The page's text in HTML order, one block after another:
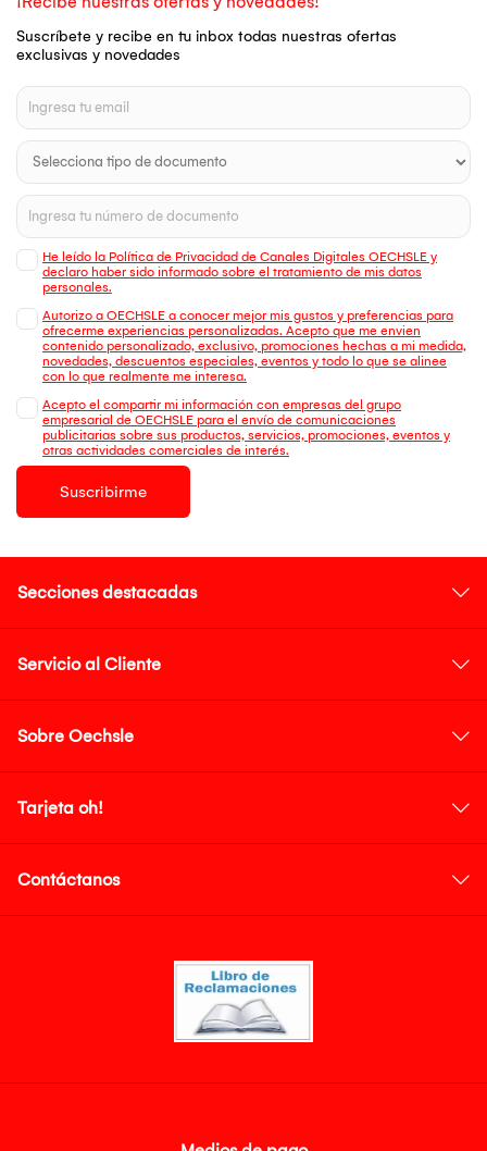
Suscríbete y recibe en tu inbox todas nuestras ofertas
exclusivas y novedades
He leído la Política de Privacidad de Canales Digitales OECHSLE y
declaro haber sido informado sobre el tratamiento de mis datos
personales.
Autorizo a OECHSLE a conocer mejor mis gustos y preferencias para
ofrecerme experiencias personalizadas. Acepto que me envien
contenido personalizado, exclusivo, promociones hechas a mi medida,
novedades, descuentos especiales, eventos y todo lo que se alinee
con lo que realmente me interesa.
Acepto el compartir mi información con empresas del grupo
empresarial de OECHSLE para el envío de comunicaciones
publicitarias sobre sus productos, servicios, promociones, eventos y
otras actividades comerciales de interés.
Suscribirme
Secciones destacadas
Servicio al Cliente
Sobre Oechsle
Tarjeta oh!
Contáctanos